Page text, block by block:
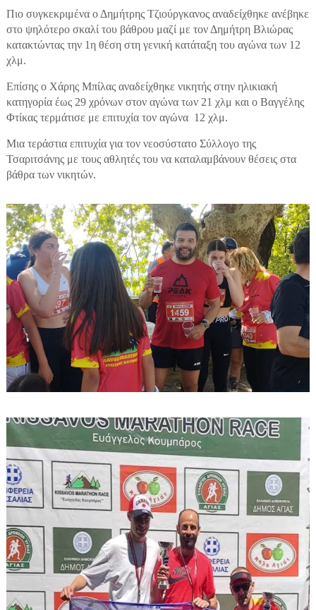
Πιο συγκεκριμένα ο Δημήτρης Τζιούργκανος αναδείχθηκε ανέβηκε
στο ψηλότερο σκαλί του βάθρου μαζί με τον Δημήτρη Βλιώρας
κατακτώντας την 1η θέση στη γενική κατάταξη του αγώνα των 12
χλμ.
Επίσης ο Χάρης Μπίλας αναδείχθηκε νικητής στην ηλικιακή
κατηγορία έως 29 χρόνων στον αγώνα των 21 χλμ και ο Βαγγέλης
Φτίκας τερμάτισε με επιτυχία τον αγώνα 12 χλμ.
Μια τεράστια επιτυχία για τον νεοσύστατο Σύλλογο της
Τσαριτσάνης με τους αθλητές του να καταλαμβάνουν θέσεις στα
βάθρα των νικητών.